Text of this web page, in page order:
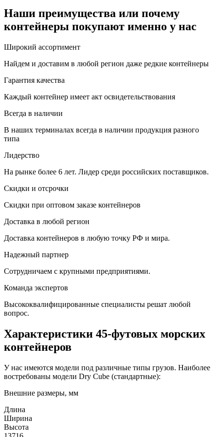
Наши преимущества или почему
контейнеры покупают именно у нас
Широкий ассортимент
Найдем и доставим в любой регион даже редкие контейнеры
Гарантия качества
Каждый контейнер имеет акт освидетельствования
Всегда в наличии
В наших терминалах всегда в наличии продукция разного
типа
Лидерство
На рынке более 6 лет. Лидер среди российских поставщиков.
Скидки и отсрочки
Скидки при оптовом заказе контейнеров
Доставка в любой регион
Доставка контейнеров в любую точку РФ и мира.
Надежный партнер
Сотрудничаем с крупными предприятиями.
Команда экспертов
Высококвалифицированные специалисты решат любой
вопрос.
Характеристики 45-футовых морских
контейнеров
У нас имеются модели под различные типы грузов. Наиболее
востребованы модели Dry Cube (стандартные):
Внешние размеры, мм
Длина
Ширина
Высота